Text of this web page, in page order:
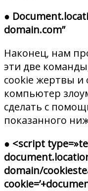
●
domain.com”
Наконец, нам
эти две
cookie жертвы и
компьютер
сделать с
показанного
● <script
domain/